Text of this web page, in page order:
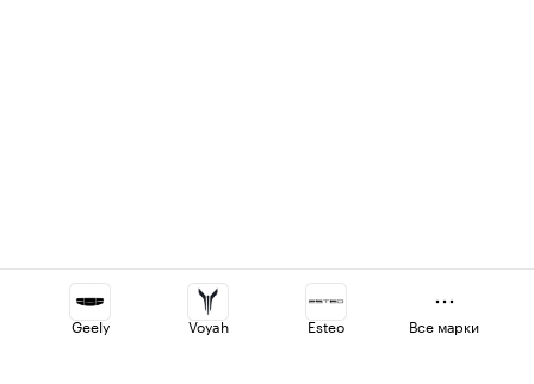
Geely Voyah Esteo Все марки